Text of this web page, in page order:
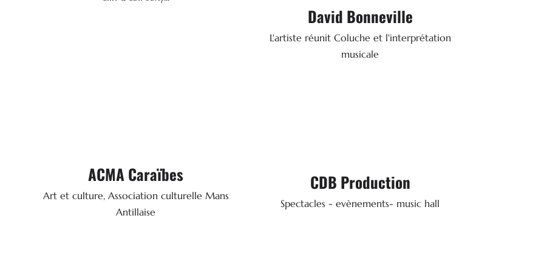
David Bonneville
L'artiste réunit Coluche et l'interprétation
musicale
SITE WEB
ACMA Caraïbes
Art et culture, Association culturelle Mans
Antillaise
Art & culture
7 Rue des Ardennes - 72000 LE MANS
06 37 91 68 51
CDB Production
Spectacles - evènements- music hall
Services & Location
159 Rue Prémartine - 72000 LE MANS
Tél.
: 02 43 89 98 64